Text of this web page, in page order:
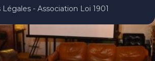
- Association Loi 1901